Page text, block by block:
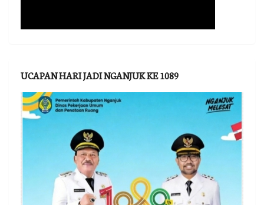
UCAPAN HARI JADI NGANJUK KE 1089